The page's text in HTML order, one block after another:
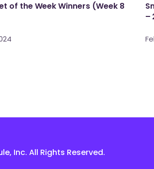
of the Week Winners (Week 8
–
Inc. All Rights Reserved.